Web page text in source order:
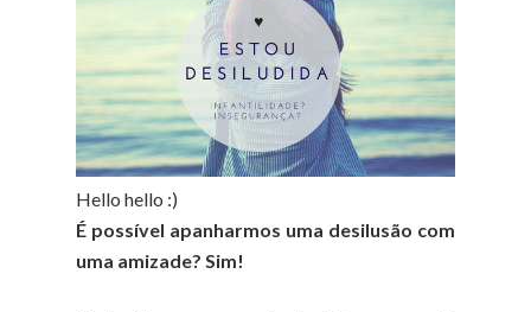
Hello hello :)
É possível apanharmos uma desilusão com
uma amizade? Sim!